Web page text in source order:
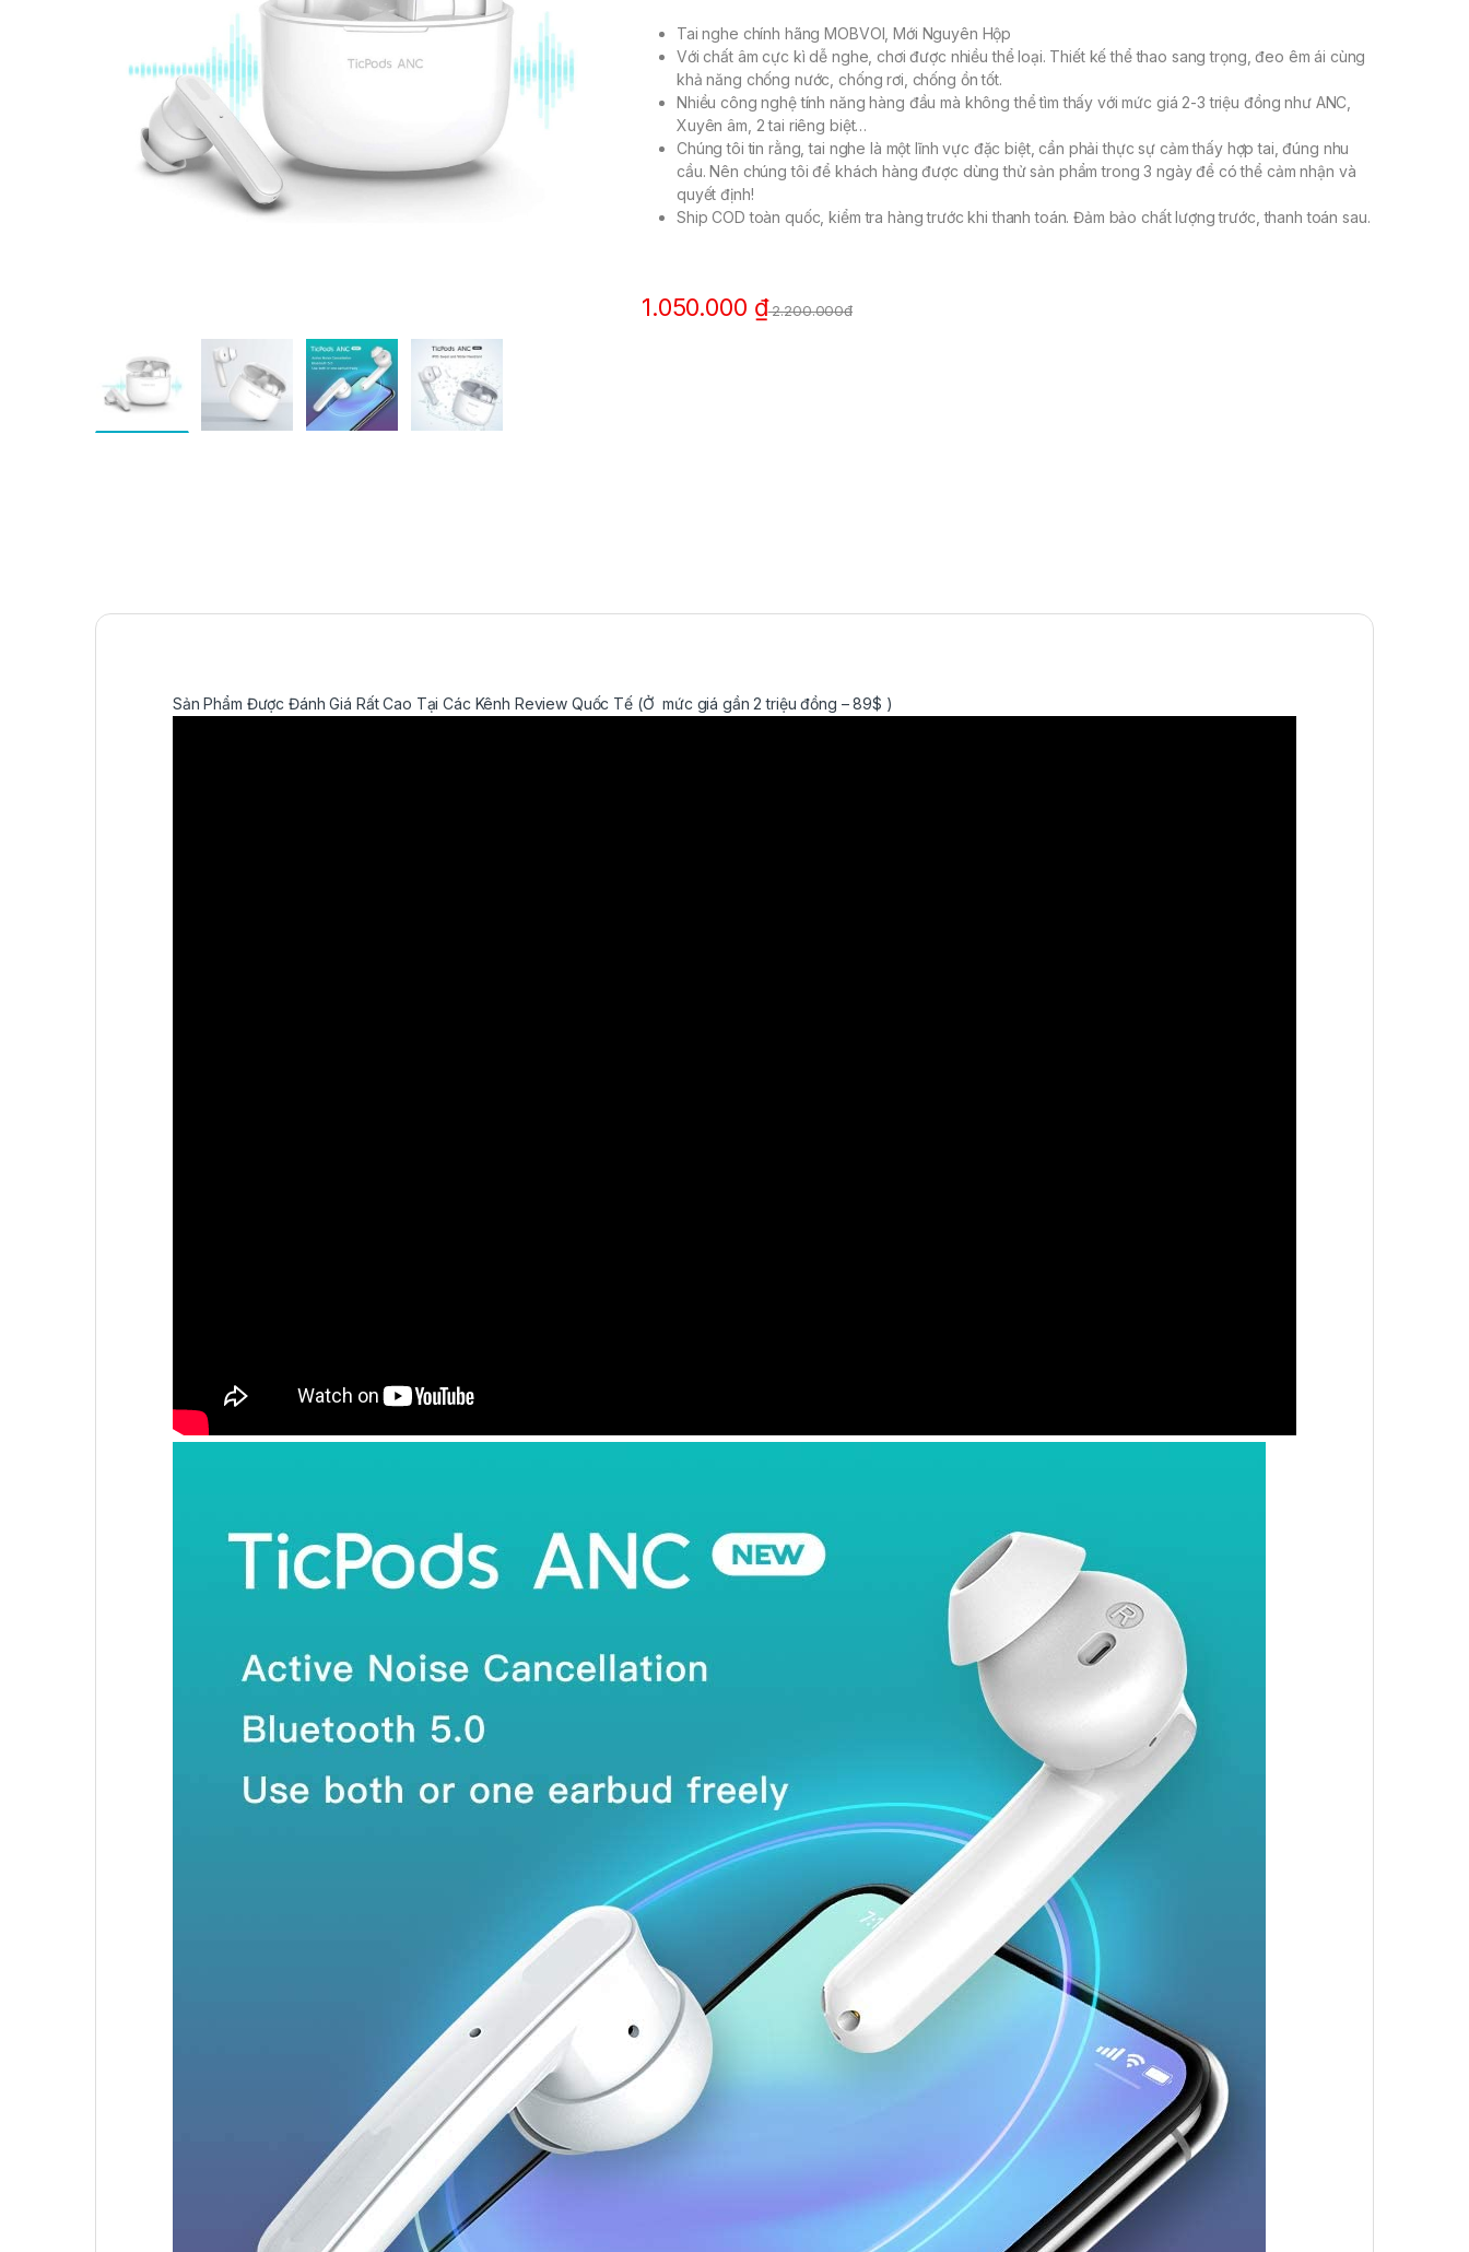
Tai nghe chính hãng MOBVOI, Mới Nguyên Hộp
Với chất âm cực kì dễ nghe, chơi được nhiều thể loại. Thiết kế thể thao sang trọng, đeo êm ái cùng
khả năng chống nước, chống rơi, chống ồn tốt.
Nhiều công nghệ tính năng hàng đầu mà không thể tìm thấy với mức giá 2-3 triệu đồng như ANC,
Xuyên âm, 2 tai riêng biệt…
Chúng tôi tin rằng, tai nghe là một lĩnh vực đặc biệt, cần phải thực sự cảm thấy hợp tai, đúng nhu
cầu. Nên chúng tôi để khách hàng được dùng thử sản phẩm trong 3 ngày để có thể cảm nhận và
quyết định!
Ship COD toàn quốc, kiểm tra hàng trước khi thanh toán. Đảm bảo chất lượng trước, thanh toán sau.
1.050.000 ₫2.200.000đ
Sản Phẩm Được Đánh Giá Rất Cao Tại Các Kênh Review Quốc Tế (Ở mức giá gần 2 triệu đồng – 89$ )